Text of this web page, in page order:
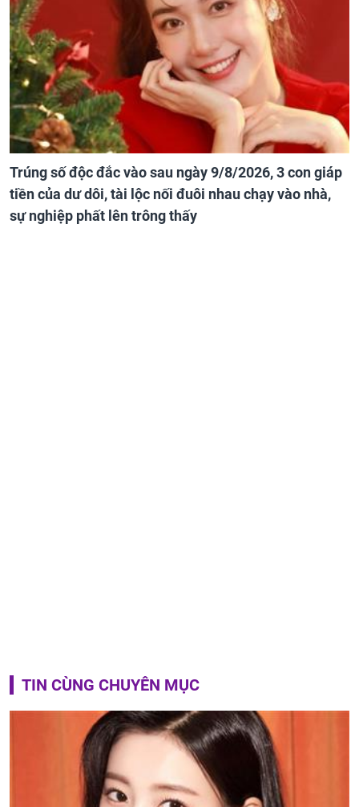
Trúng số độc đắc vào sau ngày 9/8/2026, 3 con giáp
tiền của dư dôi, tài lộc nối đuôi nhau chạy vào nhà,
sự nghiệp phất lên trông thấy
TIN CÙNG CHUYÊN MỤC